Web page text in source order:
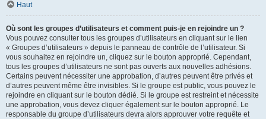
Haut
Où sont les groupes d’utilisateurs et comment puis-je en rejoindre un ?
Vous pouvez consulter tous les groupes d’utilisateurs en cliquant sur le lien
« Groupes d’utilisateurs » depuis le panneau de contrôle de l’utilisateur. Si
vous souhaitez en rejoindre un, cliquez sur le bouton approprié. Cependant,
tous les groupes d’utilisateurs ne sont pas ouverts aux nouvelles adhésions.
Certains peuvent nécessiter une approbation, d’autres peuvent être privés et
d’autres peuvent même être invisibles. Si le groupe est public, vous pouvez le
rejoindre en cliquant sur le bouton dédié. Si le groupe est restreint et nécessite
une approbation, vous devez cliquer également sur le bouton approprié. Le
responsable du groupe d’utilisateurs devra alors approuver votre requête et